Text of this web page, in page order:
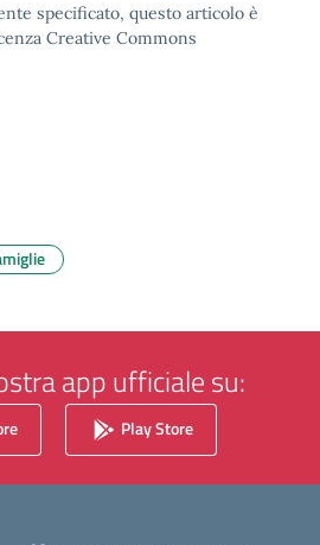
specificato, questo articolo è
Creative Commons
app ufficiale su:
Play Store